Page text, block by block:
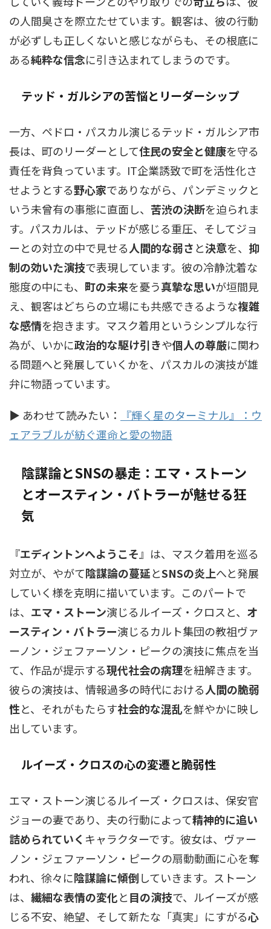
の人間臭さを際立たせています。観客は、彼の行動
が必ずしも正しくないと感じながらも、その根底に
ある純粋な信念に引き込まれてしまうのです。
テッド・ガルシアの苦悩とリーダーシップ
一方、ペドロ・パスカル演じるテッド・ガルシア市
長は、町のリーダーとして住民の安全と健康を守る
責任を背負っています。IT企業誘致で町を活性化さ
せようとする野心家でありながら、パンデミックと
いう未曾有の事態に直面し、 苦渋の決断を迫られま
す。パスカルは、テッドが感じる重圧、そしてジョ
ーとの対立の中で見せる人間的な弱さと決意を、 抑
制の効いた演技で表現しています。彼の冷静沈着な
態度の中にも、 町の未来を憂う真摯な思いが垣間見
え、観客はどちらの立場にも共感できるような複雑
な感情を抱きます。マスク着用というシンプルな行
為が、いかに政治的な駆け引きや個人の尊厳に関わ
る問題へと発展していくかを、パスカルの演技が雄
弁に物語っています。
▶ あわせて読みたい：
『輝く星のターミナル』：ウ
ェアラブルが紡ぐ運命と愛の物語
陰謀論とSNSの暴走：エマ・ストーン
とオースティン・バトラーが魅せる狂
気
『エディントンへようこそ』は、マスク着用を巡る
対立が、やがて陰謀論の蔓延とSNSの炎上へと発展
していく様を克明に描いています。このパートで
は、 エマ・ストーン演じるルイーズ・クロスと、 オ
ースティン・バトラー演じるカルト集団の教祖ヴァ
ーノン・ジェファーソン・ピークの演技に焦点を当
て、作品が提示する現代社会の病理を紐解きます。
彼らの演技は、情報過多の時代における人間の脆弱
性と、それがもたらす社会的な混乱を鮮やかに映し
出しています。
ルイーズ・クロスの心の変遷と脆弱性
エマ・ストーン演じるルイーズ・クロスは、保安官
ジョーの妻であり、夫の行動によって精神的に追い
詰められていく キャラクターです。彼女は、ヴァー
ノン・ジェファーソン・ピークの扇動動画に心を奪
われ、徐々に陰謀論に傾倒していきます。ストーン
は、 繊細な表情の変化と目の演技で、ルイーズが感
じる不安、絶望、そして新たな「真実」にすがる心